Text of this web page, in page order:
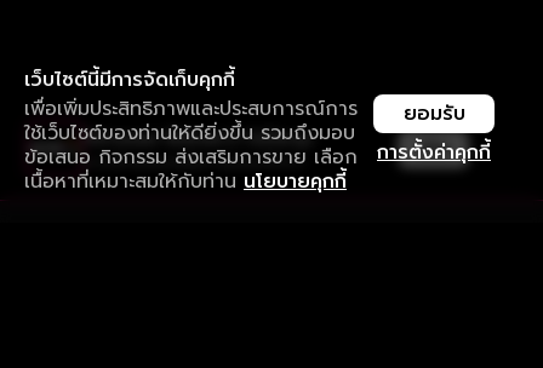
เว็บไซต์นี้มีการจัดเก็บคุกกี้
เพื่อเพิ่มประสิทธิภาพและประสบการณ์การ
ใช้เว็บไซต์ของท่านให้ดียิ่งขึ้น รวมถึงมอบ
ข้อเสนอ กิจกรรม ส่งเสริมการขาย เลือก
เนื้อหาที่เหมาะสมให้กับท่าน นโยบายคุกกี้
การตั้งค่าคุกกี้
ยอมรับ
ใช้งานแอป ลื่นไหลกว่า ไม่มีสะดุด
ดาวน์โหลดแอปเพื่อการรับชมที่ดีกว่า เปิด